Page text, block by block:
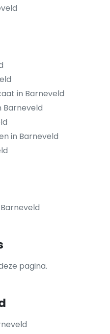
in Barneveld
in Barneveld
pagina.